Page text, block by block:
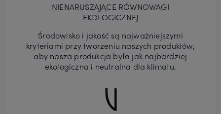
NIENARUSZAJĄCE RÓWNOWAGI
EKOLOGICZNEJ
Środowisko i jakość są najważniejszymi
kryteriami przy tworzeniu naszych produktów,
aby nasza produkcja była jak najbardziej
ekologiczna i neutralna dla klimatu.